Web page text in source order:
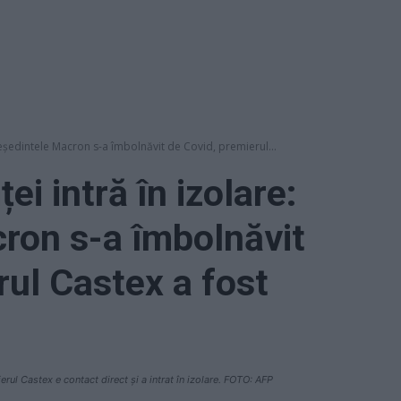
Macron s-a îmbolnăvit de Covid, premierul...
intră în izolare:
s-a îmbolnăvit
Castex a fost
Castex e contact direct și a intrat în izolare. FOTO: AFP